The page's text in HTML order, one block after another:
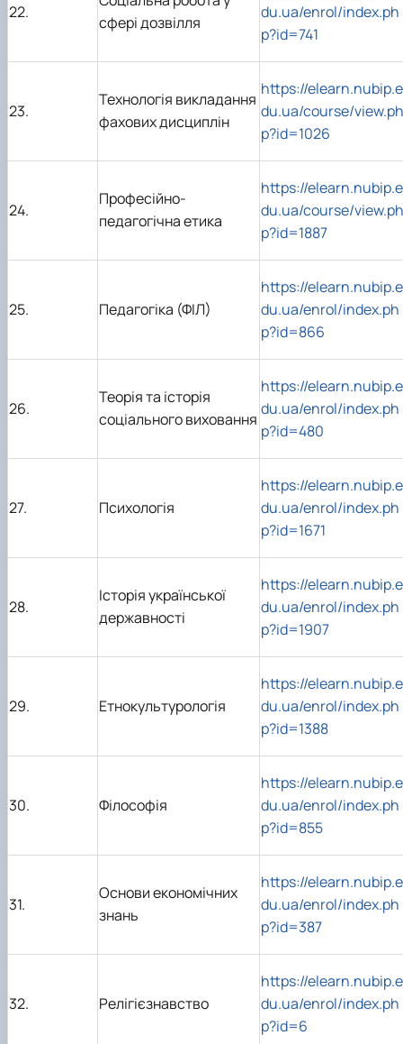
22.
сфері дозвілля
du.ua/enrol/index.ph
p?id=741
23.
Технологія викладання
фахових дисциплін
https://elearn.nubip.e
du.ua/course/view.ph
p?id=1026
24.
Професійно-
педагогічна етика
https://elearn.nubip.e
du.ua/course/view.ph
p?id=1887
25. Педагогіка (ФІЛ)
https://elearn.nubip.e
du.ua/enrol/index.ph
p?id=866
26.
Теорія та історія
соціального виховання
https://elearn.nubip.e
du.ua/enrol/index.ph
p?id=480
27. Психологія
https://elearn.nubip.e
du.ua/enrol/index.ph
p?id=1671
28.
Історія української
державності
https://elearn.nubip.e
du.ua/enrol/index.ph
p?id=1907
29. Етнокультурологія
https://elearn.nubip.e
du.ua/enrol/index.ph
p?id=1388
30. Філософія
https://elearn.nubip.e
du.ua/enrol/index.ph
p?id=855
31.
Основи економічних
знань
https://elearn.nubip.e
du.ua/enrol/index.ph
p?id=387
32. Релігієзнавство
https://elearn.nubip.e
du.ua/enrol/index.ph
p?id=6